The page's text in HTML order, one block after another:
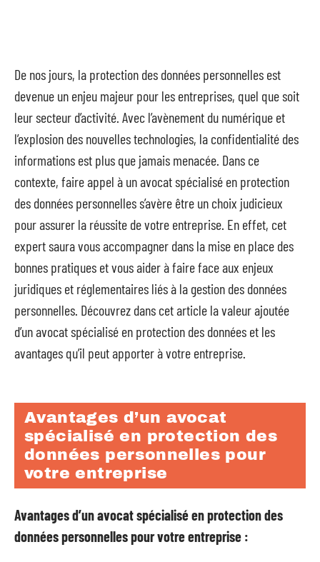
De nos jours, la protection des données personnelles est
devenue un enjeu majeur pour les entreprises, quel que soit
leur secteur d’activité. Avec l’avènement du numérique et
l’explosion des nouvelles technologies, la confidentialité des
informations est plus que jamais menacée. Dans ce
contexte, faire appel à un avocat spécialisé en protection
des données personnelles s’avère être un choix judicieux
pour assurer la réussite de votre entreprise. En effet, cet
expert saura vous accompagner dans la mise en place des
bonnes pratiques et vous aider à faire face aux enjeux
juridiques et réglementaires liés à la gestion des données
personnelles. Découvrez dans cet article la valeur ajoutée
d’un avocat spécialisé en protection des données et les
avantages qu’il peut apporter à votre entreprise.
Avantages d’un avocat
spécialisé en protection des
données personnelles pour
votre entreprise
Avantages d’un avocat spécialisé en protection des
données personnelles pour votre entreprise :